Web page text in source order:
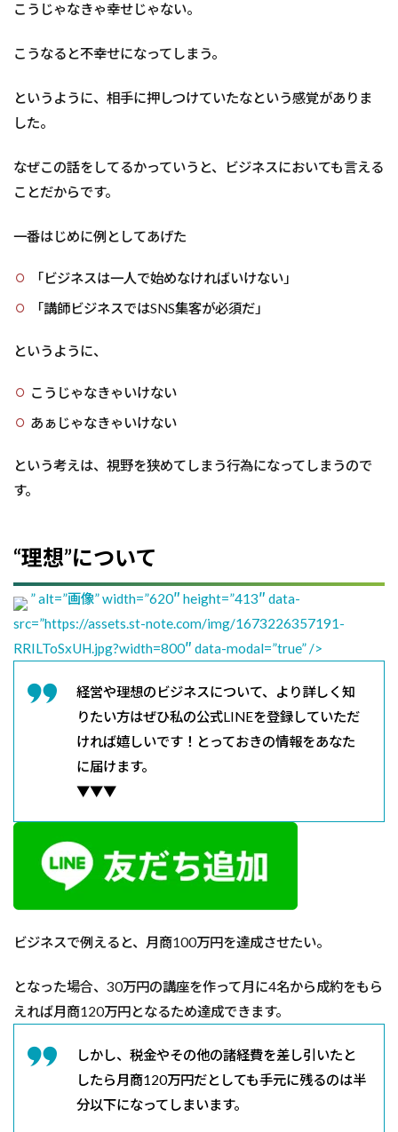
こうじゃなきゃ幸せじゃない。
こうなると不幸せになってしまう。
というように、相手に押しつけていたなという感覚がありま
した。
なぜこの話をしてるかっていうと、ビジネスにおいても言える
ことだからです。
一番はじめに例としてあげた
「ビジネスは一人で始めなければいけない」
「講師ビジネスではSNS集客が必須だ」
というように、
こうじゃなきゃいけない
あぁじゃなきゃいけない
という考えは、視野を狭めてしまう行為になってしまうので
す。
“理想”について
” alt=”画像” width=”620″ height=”413″ data-
src=”https://assets.st-note.com/img/1673226357191-
RRILToSxUH.jpg?width=800″ data-modal=”true” />
経営や理想のビジネスについて、より詳しく知
りたい方はぜひ私の公式LINEを登録していただ
ければ嬉しいです！とっておきの情報をあなた
に届けます。
▼▼▼
ビジネスで例えると、月商100万円を達成させたい。
となった場合、30万円の講座を作って月に4名から成約をもら
えれば月商120万円となるため達成できます。
しかし、税金やその他の諸経費を差し引いたと
したら月商120万円だとしても手元に残るのは半
分以下になってしまいます。